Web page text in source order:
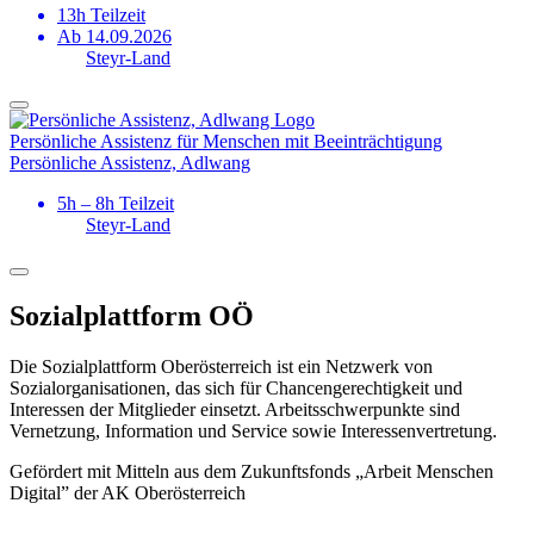
13h Teilzeit
Ab 14.09.2026
Steyr-Land
Persönliche Assistenz für Menschen mit Beeinträchtigung
Persönliche Assistenz, Adlwang
5h – 8h Teilzeit
Steyr-Land
Sozialplattform OÖ
Die Sozialplattform Oberösterreich ist ein Netzwerk von
Sozialorganisationen, das sich für Chancengerechtigkeit und
Interessen der Mitglieder einsetzt. Arbeitsschwerpunkte sind
Vernetzung, Information und Service sowie Interessenvertretung.
Gefördert mit Mitteln aus dem Zukunftsfonds „Arbeit Menschen
Digital” der AK Oberösterreich